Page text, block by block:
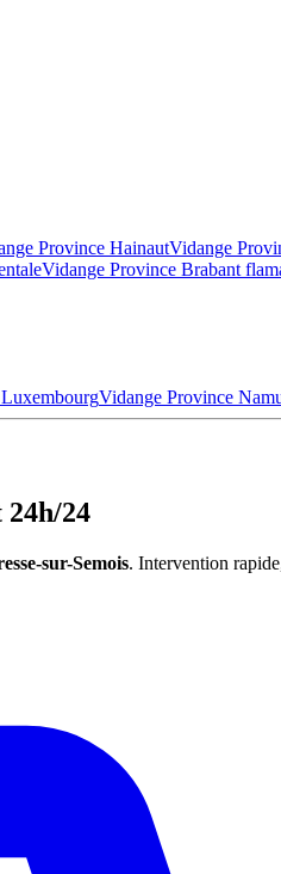
Province HainautVidange
Vidange Province Brabant
Vidange Province
24h/24
sur-Semois. Intervention